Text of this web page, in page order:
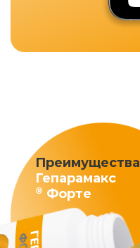
Преимущества
Гепарамакс
® Форте